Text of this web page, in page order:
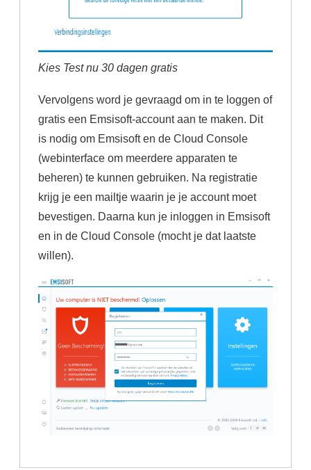
Kies Test nu 30 dagen gratis
Vervolgens word je gevraagd om in te loggen of
gratis een Emsisoft-account aan te maken. Dit
is nodig om Emsisoft en de Cloud Console
(webinterface om meerdere apparaten te
beheren) te kunnen gebruiken. Na registratie
krijg je een mailtje waarin je je account moet
bevestigen. Daarna kun je inloggen in Emsisoft
en in de Cloud Console (mocht je dat laatste
willen).